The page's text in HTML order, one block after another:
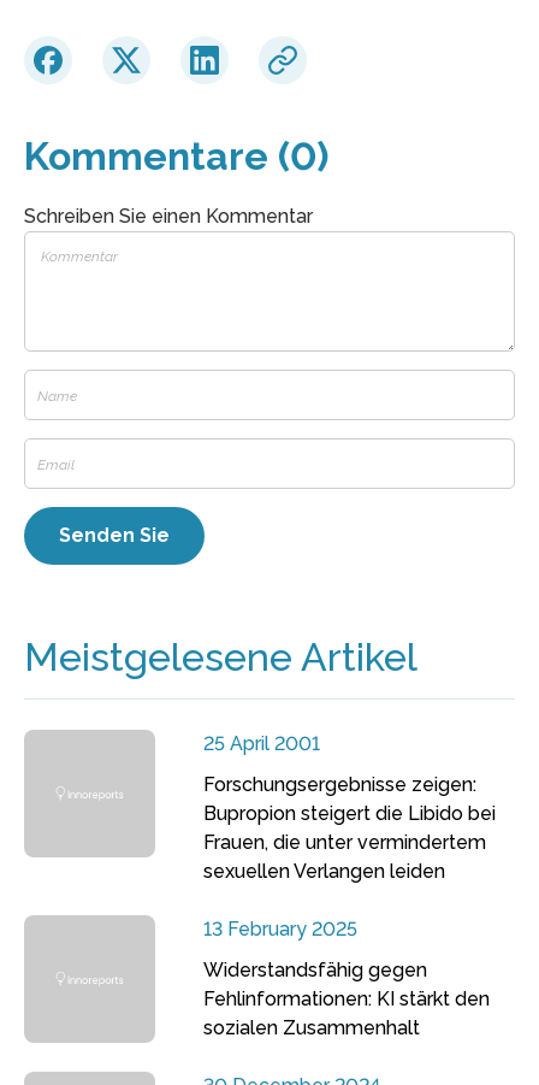
Kommentare (0)
Schreiben Sie einen Kommentar
Meistgelesene Artikel
25 April 2001
Forschungsergebnisse zeigen:
Bupropion steigert die Libido bei
Frauen, die unter vermindertem
sexuellen Verlangen leiden
13 February 2025
Widerstandsfähig gegen
Fehlinformationen: KI stärkt den
sozialen Zusammenhalt